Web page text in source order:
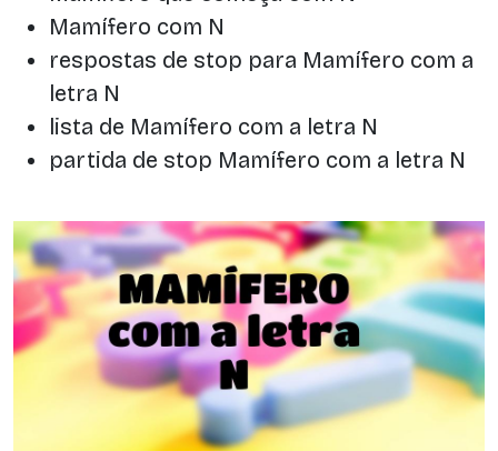
Mamífero com N
respostas de stop para Mamífero com a
letra N
lista de Mamífero com a letra N
partida de stop Mamífero com a letra N